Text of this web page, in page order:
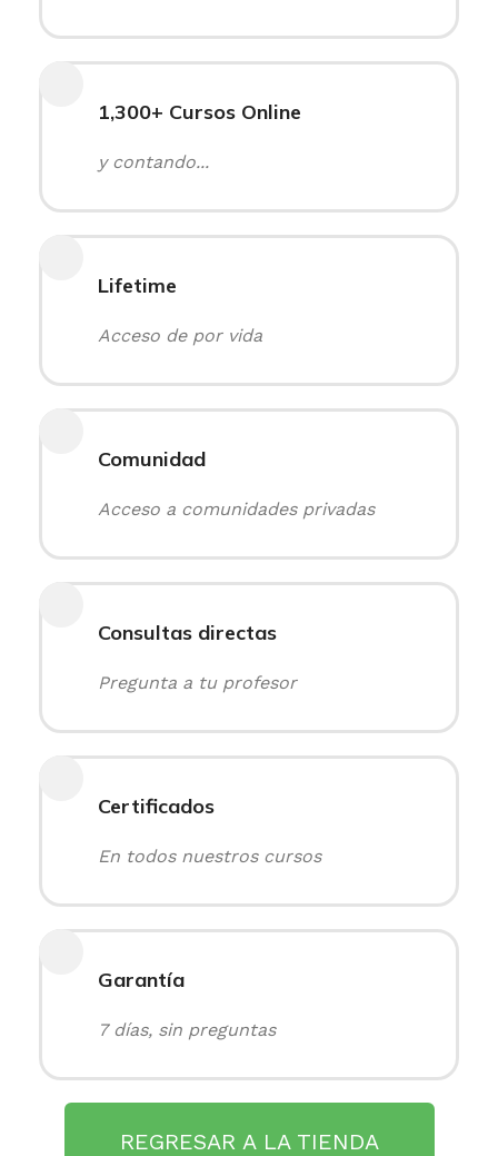
1,300+ Cursos Online
y contando...
Lifetime
Acceso de por vida
Comunidad
Acceso a comunidades privadas
Consultas directas
Pregunta a tu profesor
Certificados
En todos nuestros cursos
Garantía
7 días, sin preguntas
REGRESAR A LA TIENDA